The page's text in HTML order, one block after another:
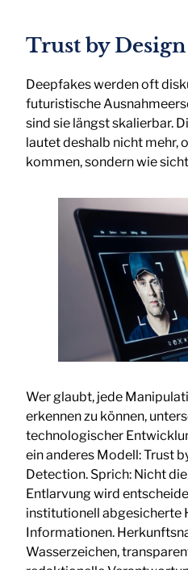
Trust by Design
Deepfakes werden oft
futuristische
sind sie längst skalierbar.
lautet deshalb nicht mehr,
kommen, sondern wie
Wer glaubt, jede
erkennen zu können,
technologischer
ein anderes Modell: Trust
Detection. Sprich: Nicht
Entlarvung wird
institutionell abgesicherte
Informationen.
Wasserzeichen,